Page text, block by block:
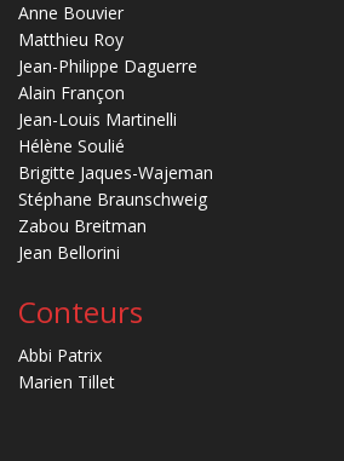
Anne Bouvier
Matthieu Roy
Jean-Philippe Daguerre
Alain Françon
Jean-Louis Martinelli
Hélène Soulié
Brigitte Jaques-Wajeman
Stéphane Braunschweig
Zabou Breitman
Jean Bellorini
Conteurs
Abbi Patrix
Marien Tillet